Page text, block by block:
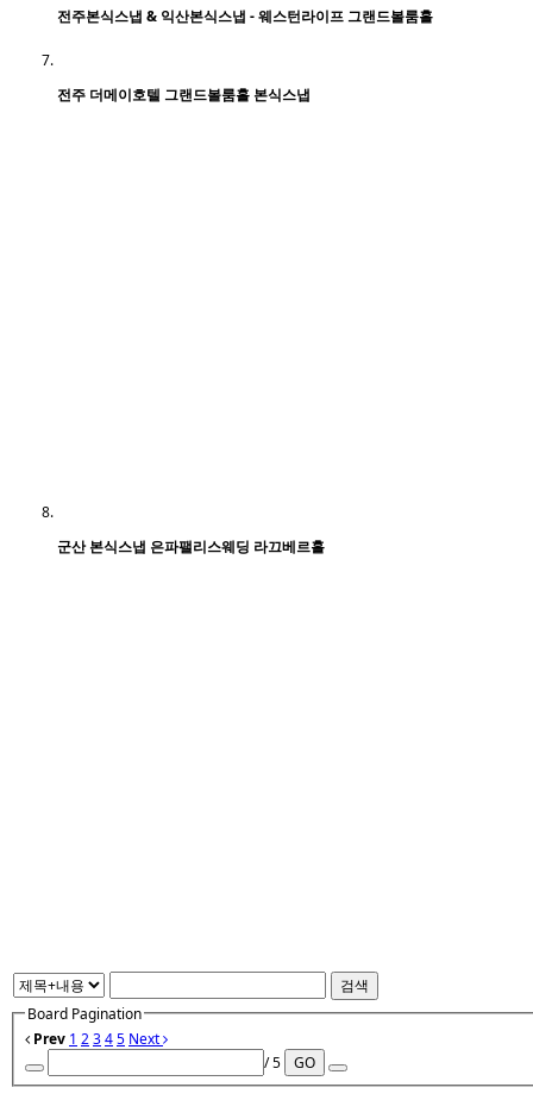
전주본식스냅 & 익산본식스냅 - 웨스턴라이프 그랜드볼룸홀
전주 더메이호텔 그랜드볼룸홀 본식스냅
군산 본식스냅 은파팰리스웨딩 라끄베르홀
검색
Board Pagination
Prev 1 2345 Next
/ 5
GO